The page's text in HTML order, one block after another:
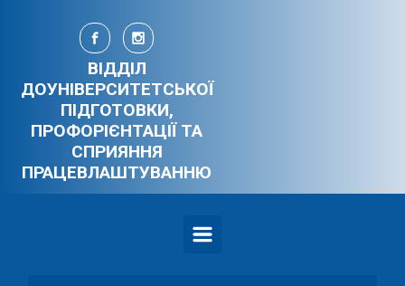
Skip to main content
ВІДДІЛ
ДОУНІВЕРСИТЕТСЬКОЇ
ПІДГОТОВКИ,
ПРОФОРІЄНТАЦІЇ ТА
СПРИЯННЯ
ПРАЦЕВЛАШТУВАННЮ